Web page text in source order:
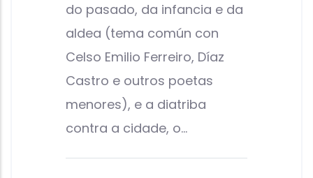
do pasado, da infancia e da
aldea (tema común con
Celso Emilio Ferreiro, Díaz
Castro e outros poetas
menores), e a diatriba
contra a cidade, o…